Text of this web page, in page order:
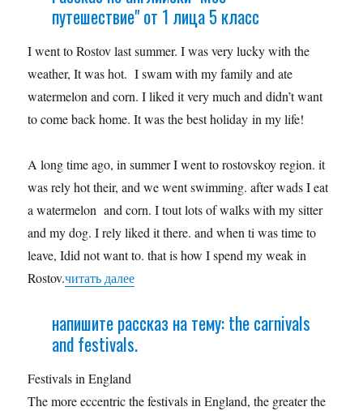
путешествие" от 1 лица 5 класс
I went to Rostov last summer. I was very lucky with the
weather, It was hot. I swam with my family and ate
watermelon and corn. I liked it very much and didn’t want
to come back home. It was the best holiday in my life!
A long time ago, in summer I went to rostovskoy region. it
was rely hot their, and we went swimming. after wads I eat
a watermelon and corn. I tout lots of walks with my sitter
and my dog. I rely liked it there. and when ti was time to
leave, Idid not want to. that is how I spend my weak in
Rostov.читать далее
напишите рассказ на тему: the carnivals
and festivals.
Festivals in England
The more eccentric the festivals in England, the greater the